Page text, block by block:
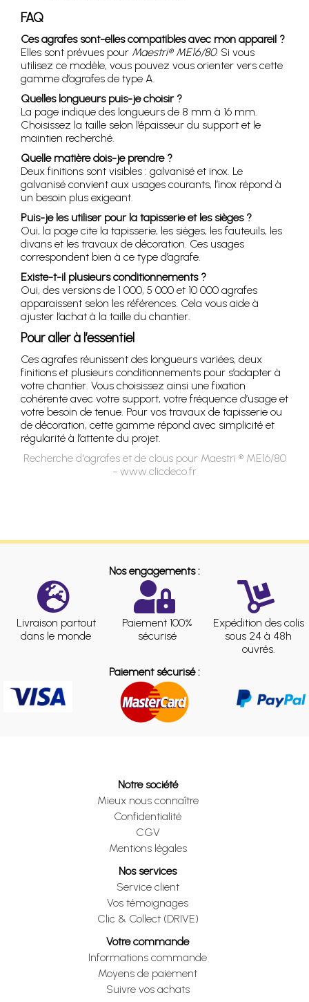
FAQ
Ces agrafes sont-elles compatibles avec mon appareil ?
Elles sont prévues pour Maestri® ME16/80. Si vous
utilisez ce modèle, vous pouvez vous orienter vers cette
gamme d’agrafes de type A.
Quelles longueurs puis-je choisir ?
La page indique des longueurs de 8 mm à 16 mm.
Choisissez la taille selon l’épaisseur du support et le
maintien recherché.
Quelle matière dois-je prendre ?
Deux finitions sont visibles : galvanisé et inox. Le
galvanisé convient aux usages courants, l’inox répond à
un besoin plus exigeant.
Puis-je les utiliser pour la tapisserie et les sièges ?
Oui, la page cite la tapisserie, les sièges, les fauteuils, les
divans et les travaux de décoration. Ces usages
correspondent bien à ce type d’agrafe.
Existe-t-il plusieurs conditionnements ?
Oui, des versions de 1 000, 5 000 et 10 000 agrafes
apparaissent selon les références. Cela vous aide à
ajuster l’achat à la taille du chantier.
Pour aller à l’essentiel
Ces agrafes réunissent des longueurs variées, deux
finitions et plusieurs conditionnements pour s’adapter à
votre chantier. Vous choisissez ainsi une fixation
cohérente avec votre support, votre fréquence d’usage et
votre besoin de tenue. Pour vos travaux de tapisserie ou
de décoration, cette gamme répond avec simplicité et
régularité à l’attente du projet.
Recherche d'agrafes et de clous pour Maestri ® ME16/80
- www.clicdeco.fr
Nos engagements :
Livraison partout
dans le monde
Paiement 100%
sécurisé
Expédition des colis
sous 24 à 48h
ouvrés.
Paiement sécurisé :
Notre société
Mieux nous connaître
Confidentialité
CGV
Mentions légales
Nos services
Service client
Vos témoignages
Clic & Collect (DRIVE)
Votre commande
Informations commande
Moyens de paiement
Suivre vos achats